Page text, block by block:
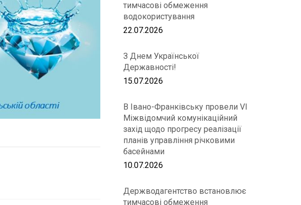
тимчасові обмеження
водокористування
22.07.2026
З Днем Української
Державності!
15.07.2026
В Івано-Франківську провели VІ
Міжвідомчий комунікаційний
захід щодо прогресу реалізації
планів управління річковими
басейнами
10.07.2026
Держводагентство встановлює
тимчасові обмеження